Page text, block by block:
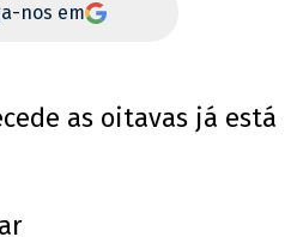
nos em
as oitavas já está